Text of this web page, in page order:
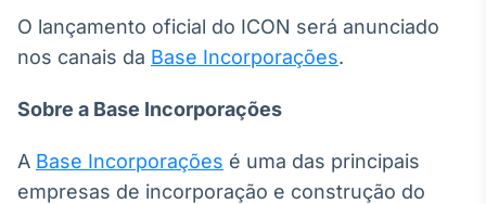
O lançamento oficial do ICON será anunciado
nos canais da Base Incorporações.
Sobre a Base Incorporações
A Base Incorporações é uma das principais
empresas de incorporação e construção do